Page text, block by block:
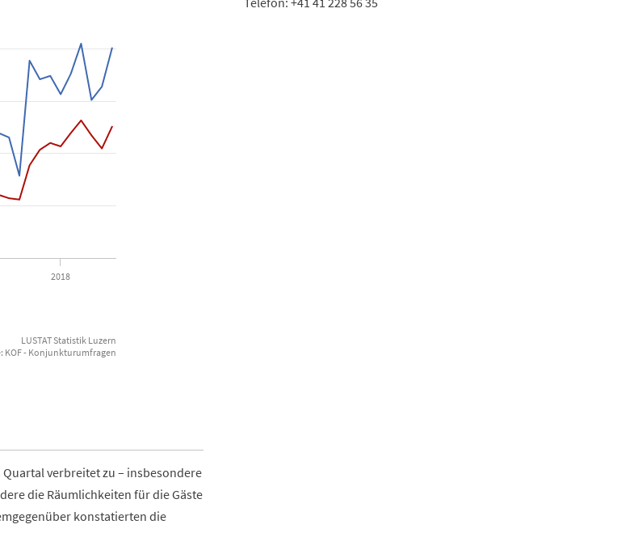
to 2019-04-01 00:00:00.
2018
LUSTAT Statistik Luzern
KOF - Konjunkturumfragen
verbreitet zu – insbesondere
die Räumlichkeiten für die Gäste
konstatierten die